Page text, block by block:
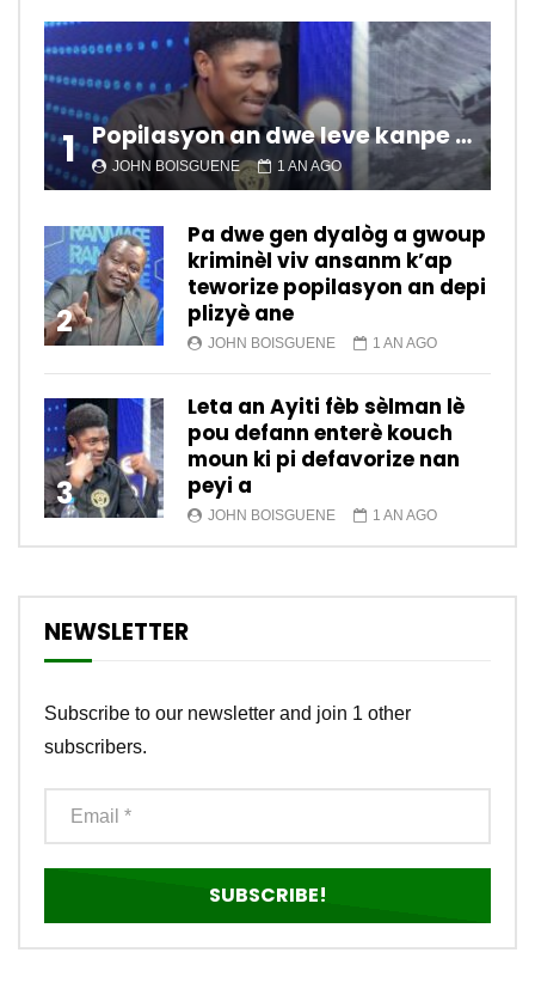
1 Popilasyon an dwe leve kanpe pou chanje sitiyasyon kawotik l’ap viv nan peyi a.
JOHN BOISGUENE 1 AN AGO
2
Pa dwe gen dyalòg a gwoup
kriminèl viv ansanm k’ap
teworize popilasyon an depi
plizyè ane
JOHN BOISGUENE 1 AN AGO
3
Leta an Ayiti fèb sèlman lè
pou defann enterè kouch
moun ki pi defavorize nan
peyi a
JOHN BOISGUENE 1 AN AGO
NEWSLETTER
Subscribe to our newsletter and join 1 other
subscribers.